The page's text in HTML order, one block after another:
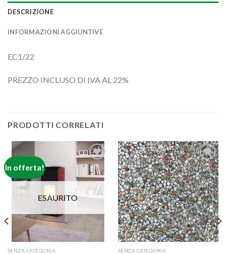
DESCRIZIONE
INFORMAZIONI AGGIUNTIVE
EC1/22
PREZZO INCLUSO DI IVA AL 22%
PRODOTTI CORRELATI
In offerta!
Aggiungi
alla lista
dei
desideri
ESAURITO
SENZA CATEGORIA
Aggiungi
alla lista
dei
desideri
SENZA CATEGORIA